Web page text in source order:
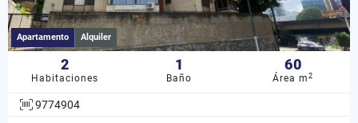
Apartamento Alquiler
2
Habitaciones
1
Baño
60
Área m2
9774904